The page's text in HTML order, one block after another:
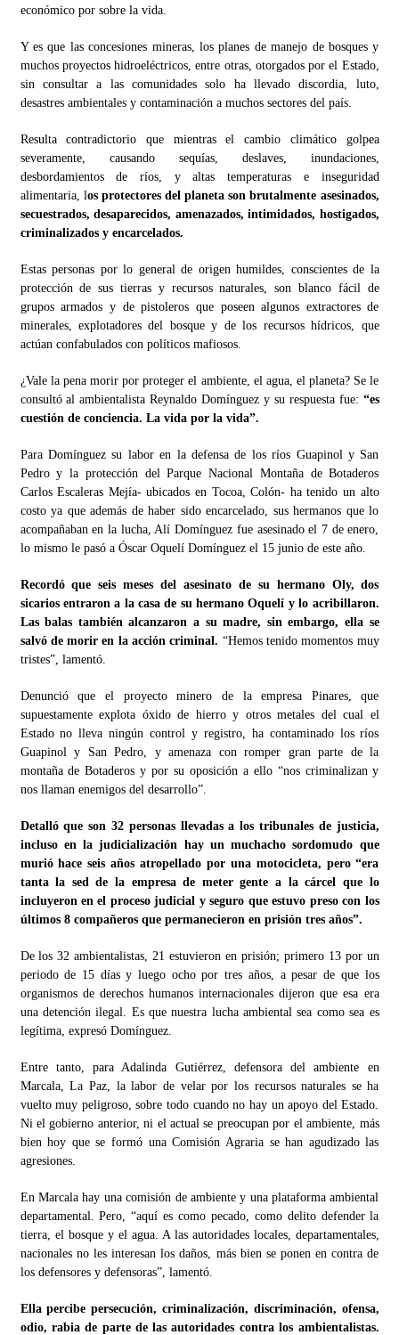
económico por sobre la vida.
Y es que las concesiones mineras, los planes de manejo de bosques y
muchos proyectos hidroeléctricos, entre otras, otorgados por el Estado,
sin consultar a las comunidades solo ha llevado discordia, luto,
desastres ambientales y contaminación a muchos sectores del país.
Resulta contradictorio que mientras el cambio climático golpea
severamente, causando sequías, deslaves, inundaciones,
desbordamientos de ríos, y altas temperaturas e inseguridad
alimentaria, los protectores del planeta son brutalmente asesinados,
secuestrados, desaparecidos, amenazados, intimidados, hostigados,
criminalizados y encarcelados.
Estas personas por lo general de origen humildes, conscientes de la
protección de sus tierras y recursos naturales, son blanco fácil de
grupos armados y de pistoleros que poseen algunos extractores de
minerales, explotadores del bosque y de los recursos hídricos, que
actúan confabulados con políticos mafiosos.
¿Vale la pena morir por proteger el ambiente, el agua, el planeta? Se le
consultó al ambientalista Reynaldo Domínguez y su respuesta fue: “es
cuestión de conciencia. La vida por la vida”.
Para Domínguez su labor en la defensa de los ríos Guapinol y San
Pedro y la protección del Parque Nacional Montaña de Botaderos
Carlos Escaleras Mejía- ubicados en Tocoa, Colón- ha tenido un alto
costo ya que además de haber sido encarcelado, sus hermanos que lo
acompañaban en la lucha, Alí Domínguez fue asesinado el 7 de enero,
lo mismo le pasó a Óscar Oquelí Domínguez el 15 junio de este año.
Recordó que seis meses del asesinato de su hermano Oly, dos
sicarios entraron a la casa de su hermano Oquelí y lo acribillaron.
Las balas también alcanzaron a su madre, sin embargo, ella se
salvó de morir en la acción criminal. “Hemos tenido momentos muy
tristes”, lamentó.
Denunció que el proyecto minero de la empresa Pinares, que
supuestamente explota óxido de hierro y otros metales del cual el
Estado no lleva ningún control y registro, ha contaminado los ríos
Guapinol y San Pedro, y amenaza con romper gran parte de la
montaña de Botaderos y por su oposición a ello “nos criminalizan y
nos llaman enemigos del desarrollo”.
Detalló que son 32 personas llevadas a los tribunales de justicia,
incluso en la judicialización hay un muchacho sordomudo que
murió hace seis años atropellado por una motocicleta, pero “era
tanta la sed de la empresa de meter gente a la cárcel que lo
incluyeron en el proceso judicial y seguro que estuvo preso con los
últimos 8 compañeros que permanecieron en prisión tres años”.
De los 32 ambientalistas, 21 estuvieron en prisión; primero 13 por un
periodo de 15 días y luego ocho por tres años, a pesar de que los
organismos de derechos humanos internacionales dijeron que esa era
una detención ilegal. Es que nuestra lucha ambiental sea como sea es
legítima, expresó Domínguez.
Entre tanto, para Adalinda Gutiérrez, defensora del ambiente en
Marcala, La Paz, la labor de velar por los recursos naturales se ha
vuelto muy peligroso, sobre todo cuando no hay un apoyo del Estado.
Ni el gobierno anterior, ni el actual se preocupan por el ambiente, más
bien hoy que se formó una Comisión Agraria se han agudizado las
agresiones.
En Marcala hay una comisión de ambiente y una plataforma ambiental
departamental. Pero, “aquí es como pecado, como delito defender la
tierra, el bosque y el agua. A las autoridades locales, departamentales,
nacionales no les interesan los daños, más bien se ponen en contra de
los defensores y defensoras”, lamentó.
Ella percibe persecución, criminalización, discriminación, ofensa,
odio, rabia de parte de las autoridades contra los ambientalistas.